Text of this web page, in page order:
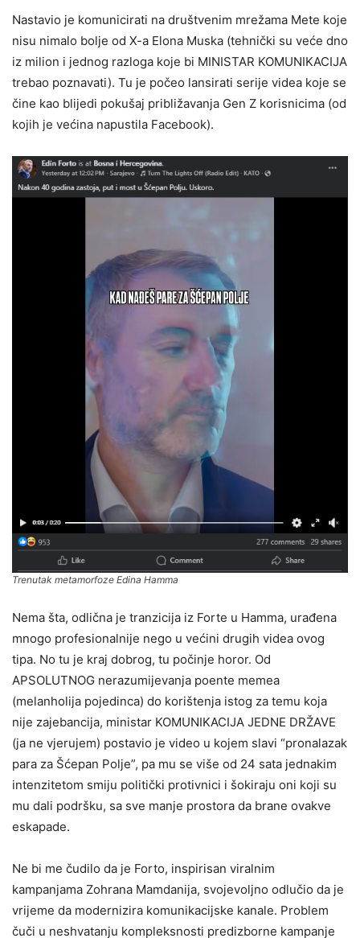
Nastavio je komunicirati na društvenim mrežama Mete koje
nisu nimalo bolje od X-a Elona Muska (tehnički su veće dno
iz milion i jednog razloga koje bi MINISTAR KOMUNIKACIJA
trebao poznavati). Tu je počeo lansirati serije videa koje se
čine kao blijedi pokušaj približavanja Gen Z korisnicima (od
kojih je većina napustila Facebook).
Trenutak metamorfoze Edina Hamma
Nema šta, odlična je tranzicija iz Forte u Hamma, urađena
mnogo profesionalnije nego u većini drugih videa ovog
tipa. No tu je kraj dobrog, tu počinje horor. Od
APSOLUTNOG nerazumijevanja poente memea
(melanholija pojedinca) do korištenja istog za temu koja
nije zajebancija, ministar KOMUNIKACIJA JEDNE DRŽAVE
(ja ne vjerujem) postavio je video u kojem slavi “pronalazak
para za Šćepan Polje”, pa mu se više od 24 sata jednakim
intenzitetom smiju politički protivnici i šokiraju oni koji su
mu dali podršku, sa sve manje prostora da brane ovakve
eskapade.
Ne bi me čudilo da je Forto, inspirisan viralnim
kampanjama Zohrana Mamdanija, svojevoljno odlučio da je
vrijeme da modernizira komunikacijske kanale. Problem
čuči u neshvatanju kompleksnosti predizborne kampanje